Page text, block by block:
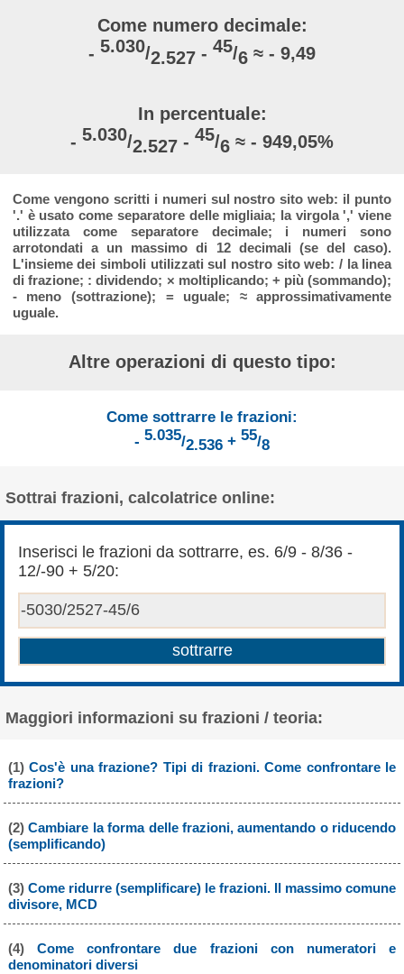
Come numero decimale:
- 5.030/2.527 - 45/6 ≈ - 9,49
In percentuale:
- 5.030/2.527 - 45/6 ≈ - 949,05%
Come vengono scritti i numeri sul nostro sito web: il punto
'.' è usato come separatore delle migliaia; la virgola ',' viene
utilizzata come separatore decimale; i numeri sono
arrotondati a un massimo di 12 decimali (se del caso).
L'insieme dei simboli utilizzati sul nostro sito web: / la linea
di frazione; : dividendo; × moltiplicando; + più (sommando);
- meno (sottrazione); = uguale; ≈ approssimativamente
uguale.
Altre operazioni di questo tipo:
Come sottrarre le frazioni:
- 5.035/2.536 + 55/8
Sottrai frazioni, calcolatrice online:
Inserisci le frazioni da sottrarre, es. 6/9 - 8/36 -
12/-90 + 5/20:
Maggiori informazioni su frazioni / teoria:
(1)Cos'è una frazione? Tipi di frazioni. Come confrontare le
frazioni?
(2)Cambiare la forma delle frazioni, aumentando o riducendo
(semplificando)
(3) Come ridurre (semplificare) le frazioni. Il massimo comune
divisore, MCD
(4) Come confrontare due frazioni con numeratori e
denominatori diversi